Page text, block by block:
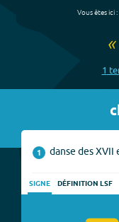
Vous êtes ici :
«
1
1 danse des XVII
SIGNE DÉFINITION LSF